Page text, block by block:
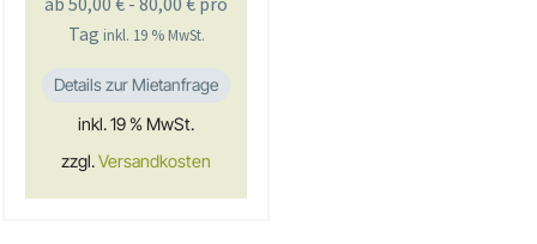
Tag inkl. 19 % MwSt.
Details zur Mietanfrage
inkl. 19 % MwSt.
zzgl.Versandkosten